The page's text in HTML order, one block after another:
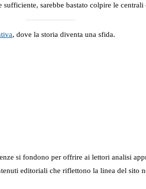
sarebbe bastato colpire le
, dove la storia diventa una sfida.
si fondono per offrire ai lettori analisi
editoriali che riflettono la linea del sito